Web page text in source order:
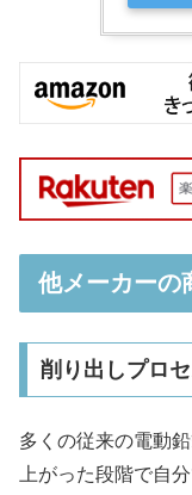
他メーカーの
削り出しプロ
多くの従来の電動
上がった段階で自